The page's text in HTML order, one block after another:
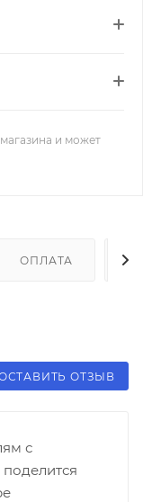
и может
ОПЛАТА
ОТЗЫВ
с